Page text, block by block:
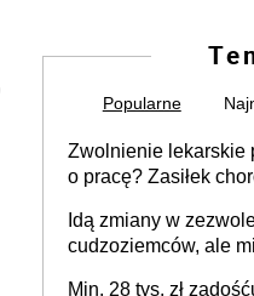
Popularne
Zwolnienie lekarskie
o pracę? Zasiłek
dni od ustania
Idą zmiany w
cudzoziemców, ale
Min. 28 tys. zł